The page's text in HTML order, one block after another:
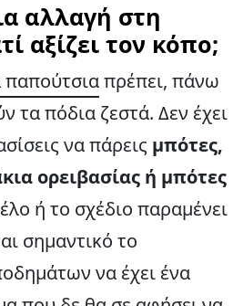
αλλαγή στη
αξίζει τον κόπο;
παπούτσιαπρέπει, πάνω
τα πόδια ζεστά. Δεν έχει
να πάρεις μπότες,
ορειβασίας ή μπότες
ή το σχέδιο παραμένει
σημαντικό το
να έχει ένα